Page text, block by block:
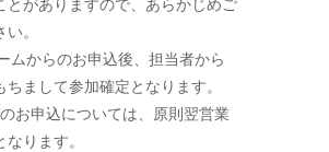
。
ムからのお申込後、担当者から
ちまして参加確定となります。
お申込については、原則翌営業
ります。